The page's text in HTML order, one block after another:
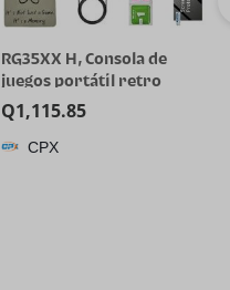
RG35XX H, Consola de
juegos portátil retro
Anbernic con tarjeta de
64GTF, diseño de joystick
dual, pantalla HD de 3.5
Q1,115.85
CPX